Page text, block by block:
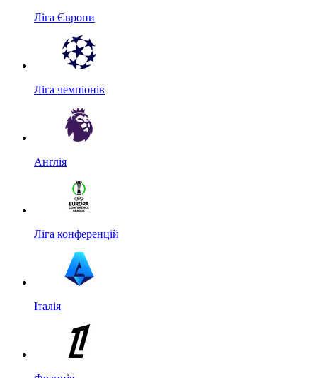
Ліга Європи
Ліга чемпіонів
Англія
Ліга конференцій
Італія